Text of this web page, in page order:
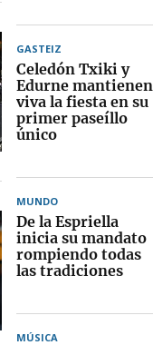
GASTEIZ
Celedón Txiki y
Edurne mantienen
viva la fiesta en su
primer paseíllo
único
MUNDO
De la Espriella
inicia su mandato
rompiendo todas
las tradiciones
MÚSICA